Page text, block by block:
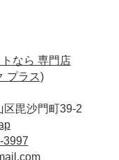
なら 専門店
プラス)
毘沙門町39-2
3997